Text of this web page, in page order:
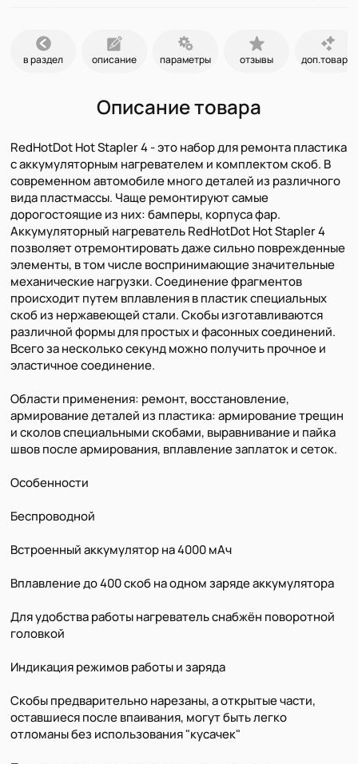
в раздел описание параметры отзывы доп.товары
Описание товара
RedHotDot Hot Stapler 4 - это набор для ремонта пластика
с аккумуляторным нагревателем и комплектом скоб. В
современном автомобиле много деталей из различного
вида пластмассы. Чаще ремонтируют самые
дорогостоящие из них: бамперы, корпуса фар.
Аккумуляторный нагреватель RedHotDot Hot Stapler 4
позволяет отремонтировать даже сильно поврежденные
элементы, в том числе воспринимающие значительные
механические нагрузки. Соединение фрагментов
происходит путем вплавления в пластик специальных
скоб из нержавеющей стали. Скобы изготавливаются
различной формы для простых и фасонных соединений.
Всего за несколько секунд можно получить прочное и
эластичное соединение.
Области применения: ремонт, восстановление,
армирование деталей из пластика: армирование трещин
и сколов специальными скобами, выравнивание и пайка
швов после армирования, вплавление заплаток и сеток.
Особенности
Беспроводной
Встроенный аккумулятор на 4000 мАч
Вплавление до 400 скоб на одном заряде аккумулятора
Для удобства работы нагреватель снабжён поворотной
головкой
Индикация режимов работы и заряда
Скобы предварительно нарезаны, а открытые части,
оставшиеся после впаивания, могут быть легко
отломаны без использования "кусачек"